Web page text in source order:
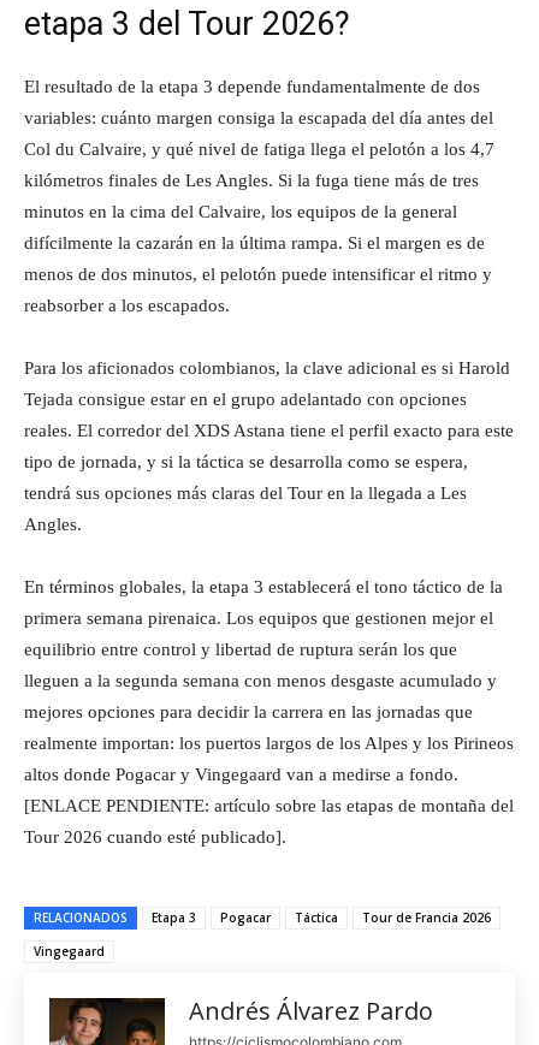
etapa 3 del Tour 2026?
El resultado de la etapa 3 depende fundamentalmente de dos
variables: cuánto margen consiga la escapada del día antes del
Col du Calvaire, y qué nivel de fatiga llega el pelotón a los 4,7
kilómetros finales de Les Angles. Si la fuga tiene más de tres
minutos en la cima del Calvaire, los equipos de la general
difícilmente la cazarán en la última rampa. Si el margen es de
menos de dos minutos, el pelotón puede intensificar el ritmo y
reabsorber a los escapados.
Para los aficionados colombianos, la clave adicional es si Harold
Tejada consigue estar en el grupo adelantado con opciones
reales. El corredor del XDS Astana tiene el perfil exacto para este
tipo de jornada, y si la táctica se desarrolla como se espera,
tendrá sus opciones más claras del Tour en la llegada a Les
Angles.
En términos globales, la etapa 3 establecerá el tono táctico de la
primera semana pirenaica. Los equipos que gestionen mejor el
equilibrio entre control y libertad de ruptura serán los que
lleguen a la segunda semana con menos desgaste acumulado y
mejores opciones para decidir la carrera en las jornadas que
realmente importan: los puertos largos de los Alpes y los Pirineos
altos donde Pogacar y Vingegaard van a medirse a fondo.
[ENLACE PENDIENTE: artículo sobre las etapas de montaña del
Tour 2026 cuando esté publicado].
RELACIONADOS Etapa 3 Pogacar Táctica
Tour de Francia 2026
Vingegaard
Andrés Álvarez Pardo